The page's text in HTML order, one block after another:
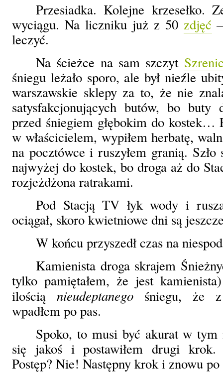
Przesiadka. Kolejne krzesełko.
wyciągu. Na liczniku już z 50 zdjęć
leczyć.
Na ścieżce na sam szczyt
śniegu leżało sporo, ale był nieźle
warszawskie sklepy za to, że nie
satysfakcjonujących butów, bo buty
przed śniegiem głębokim do kostek…
w właścicielem, wypiłem herbatę,
na pocztówce i ruszyłem granią.
najwyżej do kostek, bo droga aż do
rozjeżdżona ratrakami.
Pod Stacją TV łyk wody i
ociągał, skoro kwietniowe dni są
W końcu przyszedł czas na
Kamienista droga skrajem
tylko pamiętałem, że jest
ilościąnieudeptanego śniegu, że
wpadłem po pas.
Spoko, to musi być akurat w tym
się jakoś i postawiłem drugi krok.
Postęp? Nie! Następny krok i znowu po